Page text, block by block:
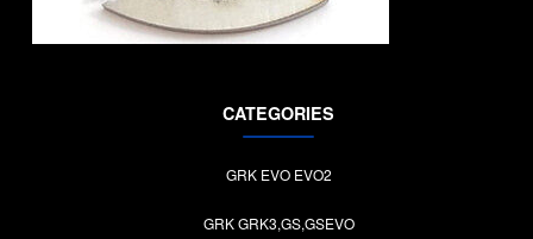
CATEGORIES
GRK EVO EVO2
GRK GRK3,GS,GSEVO